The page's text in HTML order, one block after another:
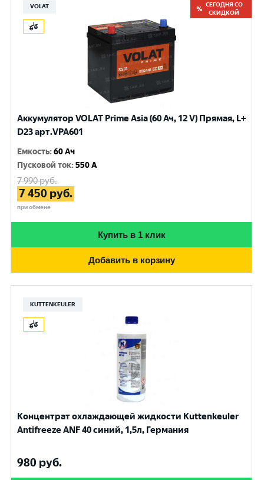
VOLAT
СЕГОДНЯ СО
СКИДКОЙ
Аккумулятор VOLAT Prime Asia (60 Ач, 12 V) Прямая, L+
D23 арт.VPA601
Емкость:60 Ач
Пусковой ток:550 A
7 990руб.
7 450 руб.
при обмене
Купить в 1 клик
Добавить в корзину
KUTTENKEULER
Концентрат охлаждающей жидкости Kuttenkeuler
Antifreeze ANF 40 синий, 1,5л, Германия
980 руб.